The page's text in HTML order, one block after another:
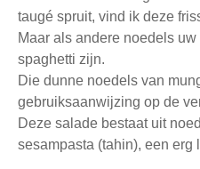
taugé spruit, vind ik deze
Maar als andere noedels
spaghetti zijn.
Die dunne noedels van
gebruiksaanwijzing op de
Deze salade bestaat uit
sesampasta (tahin), een erg